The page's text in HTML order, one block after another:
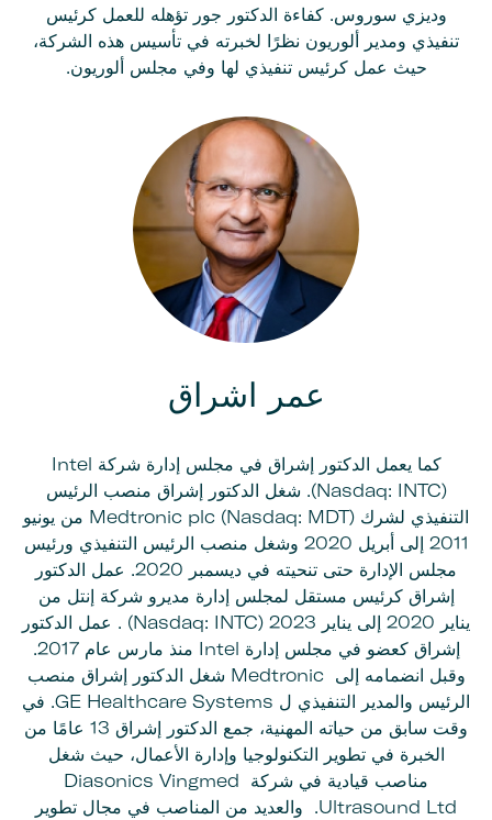
وديزي سوروس. كفاءة الدكتور جور تؤهله للعمل كرئيس
تنفيذي ومدير ألوريون نظرًا لخبرته في تأسيس هذه الشركة،
حيث عمل كرئيس تنفيذي لها وفي مجلس ألوريون.
عمر اشراق
كما يعمل الدكتور إشراق في مجلس إدارة شركة Intel
(Nasdaq: INTC). شغل الدكتور إشراق منصب الرئيس
التنفيذي لشرك Medtronic plc (Nasdaq: MDT) من يونيو
2011 إلى أبريل 2020 وشغل منصب الرئيس التنفيذي ورئيس
مجلس الإدارة حتى تنحيته في ديسمبر 2020. عمل الدكتور
إشراق كرئيس مستقل لمجلس إدارة مديرو شركة إنتل من
يناير 2020 إلى يناير 2023 (Nasdaq: INTC) . عمل الدكتور
إشراق كعضو في مجلس إدارة Intel منذ مارس عام 2017.
وقبل انضمامه إلى Medtronic شغل الدكتور إشراق منصب
الرئيس والمدير التنفيذي ل GE Healthcare Systems. في
وقت سابق من حياته المهنية، جمع الدكتور إشراق 13 عامًا من
الخبرة في تطوير التكنولوجيا وإدارة الأعمال، حيث شغل
مناصب قيادية في شركة Diasonics Vingmed
Ultrasound Ltd. والعديد من المناصب في مجال تطوير